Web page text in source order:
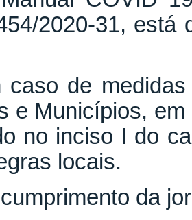
2020-31,
caso de
e Municípios,
no inciso I do
locais.
da